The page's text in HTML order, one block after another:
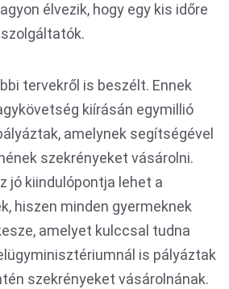
élvezik, hogy egy kis időre
tervekről is beszélt. Ennek
kiírásán egymillió
amelynek segítségével
szekrényeket vásárolni.
jó kiindulópontja lehet a
hiszen minden gyermeknek
amelyet kulccsal tudna
is pályáztak
szekrényeket vásárolnának.